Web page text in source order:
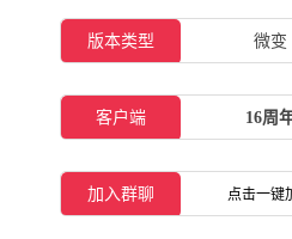
版本类型 微变
客户端 16周
加入群聊 点击一键